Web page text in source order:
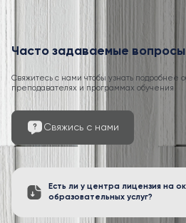
Часто задаваемые вопросы
Свяжитесь с нами чтобы узнать подробнее
преподавателях и программах обучения
Свяжись с нами
Есть ли у центра лицензия на
образовательных услуг?